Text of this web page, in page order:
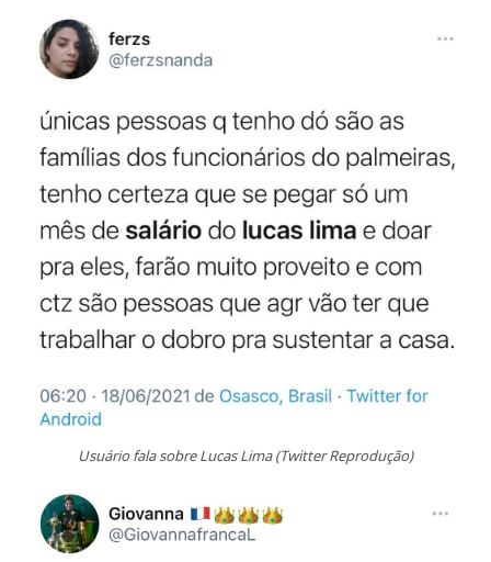
Usuário fala sobre Lucas Lima (Twitter Reprodução)